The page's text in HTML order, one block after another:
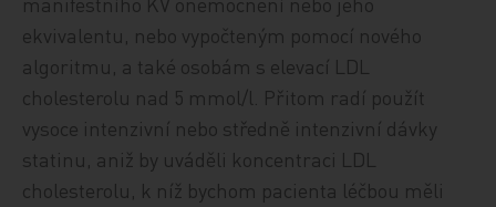
ekvivalentu, nebo vypočteným pomocí nového
algoritmu, a také osobám s elevací LDL
cholesterolu nad 5 mmol/l. Přitom radí použít
vysoce intenzivní nebo středně intenzivní dávky
statinu, aniž by uváděli koncentraci LDL
cholesterolu, k níž bychom pacienta léčbou měli